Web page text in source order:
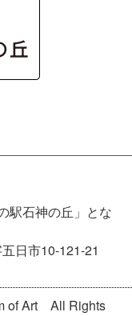
駅石神の丘」とな
日市10-121-21
of Art All Rights